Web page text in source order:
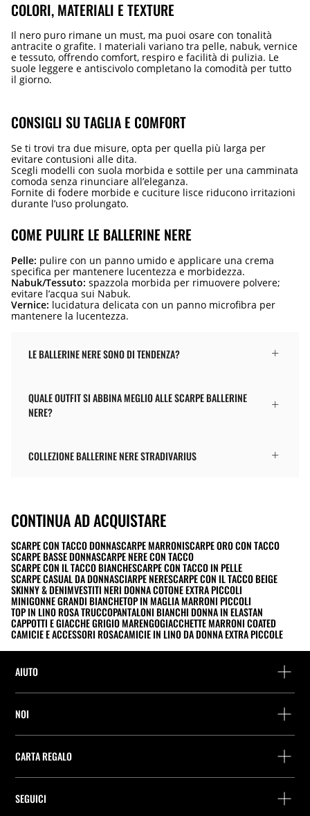
COLORI, MATERIALI E TEXTURE
Il nero puro rimane un must, ma puoi osare con tonalità
antracite o grafite. I materiali variano tra pelle, nabuk, vernice
e tessuto, offrendo comfort, respiro e facilità di pulizia. Le
suole leggere e antiscivolo completano la comodità per tutto
il giorno.
CONSIGLI SU TAGLIA E COMFORT
Se ti trovi tra due misure, opta per quella più larga per
evitare contusioni alle dita.
Scegli modelli con suola morbida e sottile per una camminata
comoda senza rinunciare all’eleganza.
Fornite di fodere morbide e cuciture lisce riducono irritazioni
durante l’uso prolungato.
COME PULIRE LE BALLERINE NERE
Pelle: pulire con un panno umido e applicare una crema
specifica per mantenere lucentezza e morbidezza.
Nabuk/Tessuto: spazzola morbida per rimuovere polvere;
evitare l’acqua sui Nabuk.
Vernice: lucidatura delicata con un panno microfibra per
mantenere la lucentezza.
LE BALLERINE NERE SONO DI TENDENZA?
QUALE OUTFIT SI ABBINA MEGLIO ALLE SCARPE BALLERINE
NERE?
COLLEZIONE BALLERINE NERE STRADIVARIUS
CONTINUA AD ACQUISTARE
SCARPE CON TACCO DONNASCARPE MARRONISCARPE ORO CON TACCO
SCARPE BASSE DONNASCARPE NERE CON TACCO
SCARPE CON IL TACCO BIANCHESCARPE CON TACCO IN PELLE
SCARPE CASUAL DA DONNASCIARPE NERESCARPE CON IL TACCO BEIGE
SKINNY & DENIMVESTITI NERI DONNA COTONE EXTRA PICCOLI
MINIGONNE GRANDI BIANCHETOP IN MAGLIA MARRONI PICCOLI
TOP IN LINO ROSA TRUCCOPANTALONI BIANCHI DONNA IN ELASTAN
CAPPOTTI E GIACCHE GRIGIO MARENGOGIACCHETTE MARRONI COATED
CAMICIE E ACCESSORI ROSACAMICIE IN LINO DA DONNA EXTRA PICCOLE
AIUTO
Rintraccia il tuo ordine
Ricerca dei punti di consegna
Preferenze per i cookie
NOI
Società
Company Profile
CARTA REGALO
Acquisto Carta Regalo
SEGUICI